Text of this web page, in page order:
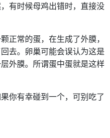
有时候母鸡出错时，直接没
正常的蛋，在生成了外膜，
去。卵巢可能会误认为这是
外膜。所谓蛋中蛋就是这样
你有幸碰到一个，可别吃了